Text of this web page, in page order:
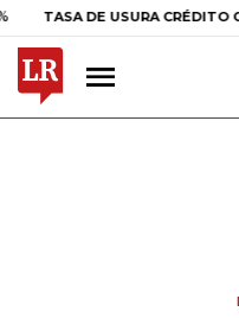
DE USURA CRÉDITO